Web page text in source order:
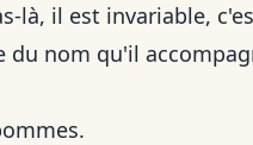
là, il est invariable,
nom qu'il